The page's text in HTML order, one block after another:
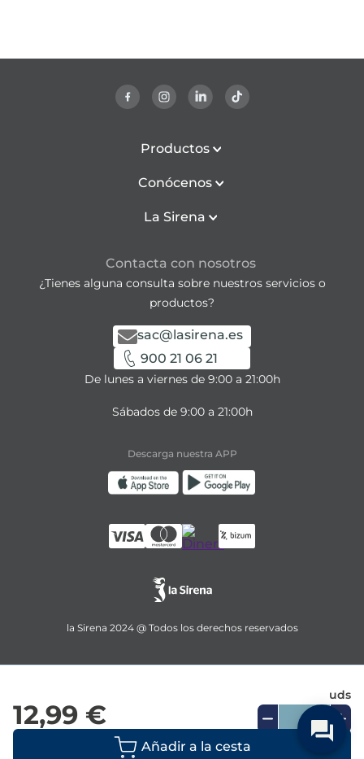
12,99 €
uds
Añadir a la cesta
Productos
Conócenos
La Sirena
Contacta con nosotros
¿Tienes alguna consulta sobre nuestros servicios o
productos?
sac@lasirena.es
900 21 06 21
De lunes a viernes de 9:00 a 21:00h
Sábados de 9:00 a 21:00h
Descarga nuestra APP
la Sirena 2024 @ Todos los derechos reservados